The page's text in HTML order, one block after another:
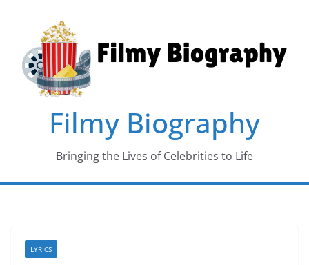
content
Filmy Biography
Bringing the Lives of Celebrities to Life
LYRICS